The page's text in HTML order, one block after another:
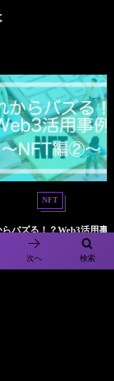
NFT
らバズる！？Web3活用事
NFT編②〜
検索
次へ